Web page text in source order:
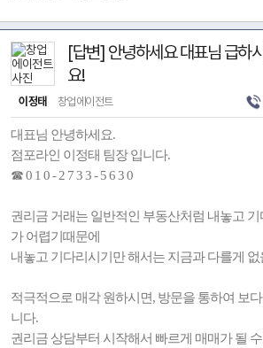
[답변] 안녕하세요 대표님 급하
요!
이정태 창업에이전트
대표님 안녕하세요.
점포라인 이정태 팀장 입니다.
☎ 0 1 0 - 2 7 3 3 - 5 6 3 0
권리금 거래는 일반적인 부동산처럼 내놓고
가 어렵기때문에
내놓고 기다리시기만 해서는 지금과 다를게 없
적극적으로 매각 원하시면, 방문을 통하여 보
니다.
권리금 상담부터 시작해서 빠르게 매매가 될